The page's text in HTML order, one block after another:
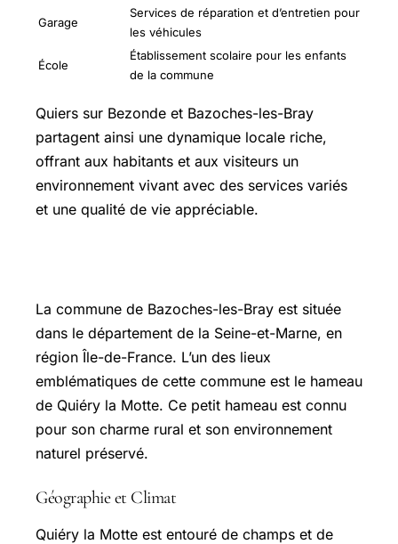
Garage
Services de réparation et d’entretien pour
les véhicules
École
Établissement scolaire pour les enfants
de la commune
Quiers sur Bezonde et Bazoches-les-Bray
partagent ainsi une dynamique locale riche,
offrant aux habitants et aux visiteurs un
environnement vivant avec des services variés
et une qualité de vie appréciable.
La commune de Bazoches-les-Bray est située
dans le département de la Seine-et-Marne, en
région Île-de-France. L’un des lieux
emblématiques de cette commune est le hameau
de Quiéry la Motte. Ce petit hameau est connu
pour son charme rural et son environnement
naturel préservé.
Géographie et Climat
Quiéry la Motte est entouré de champs et de